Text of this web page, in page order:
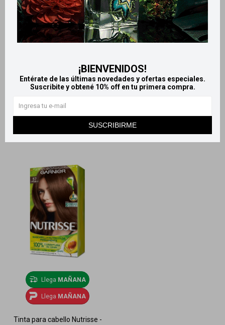
¡BIENVENIDOS!
Entérate de las últimas novedades y ofertas especiales.
Suscribite y obtené 10% off en tu primera compra.
SUSCRIBIRME
Tono 2.0
$ 259 $ 345
amoníaco - 7.12 Rubio cenizo
nacarado
$ 649 $ 719
Llega MAÑANA
Llega MAÑANA
Tinta para cabello Nutrisse -